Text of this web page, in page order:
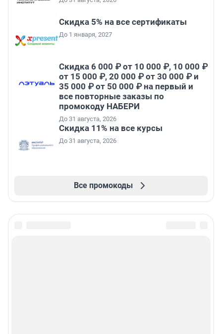
Скидка 5% на все сертификаты
До 1 января, 2027
Скидка 6 000 ₽ от 10 000 ₽, 10 000 ₽
от 15 000 ₽, 20 000 ₽ от 30 000 ₽ и
35 000 ₽ от 50 000 ₽ на первый и
все повторные заказы по
промокоду НАБЕРИ
До 31 августа, 2026
Скидка 11% на все курсы
До 31 августа, 2026
Все промокоды